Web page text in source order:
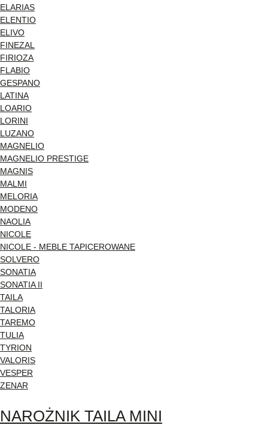
ELARIAS
ELENTIO
ELIVO
FINEZAL
FIRIOZA
FLABIO
GESPANO
LATINA
LOARIO
LORINI
LUZANO
MAGNELIO
MAGNELIO PRESTIGE
MAGNIS
MALMI
MELORIA
MODENO
NAOLIA
NICOLE
NICOLE - MEBLE TAPICEROWANE
SOLVERO
SONATIA
SONATIA II
TAILA
TALORIA
TAREMO
TULIA
TYRION
VALORIS
VESPER
ZENAR
NAROŻNIK TAILA MINI